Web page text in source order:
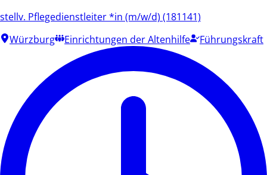
stellv. Pflegedienstleiter *in (m/w/d) (181141)
Würzburg
Einrichtungen der Altenhilfe Führungskraft